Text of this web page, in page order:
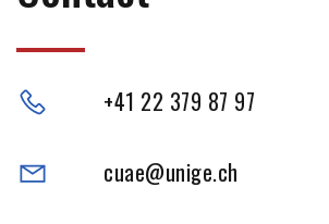
+41 22 379 87 97
cuae@unige.ch